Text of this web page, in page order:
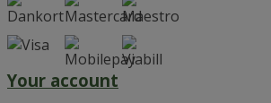
Your account